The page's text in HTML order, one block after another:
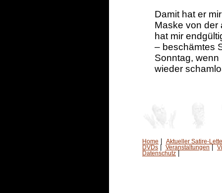
Damit hat er
Maske von der
hat mir
– beschämtes
Sonntag, wenn
wieder
Home
Aktueller Satire-
DVDs | Veranstaltungen
Datenschutz